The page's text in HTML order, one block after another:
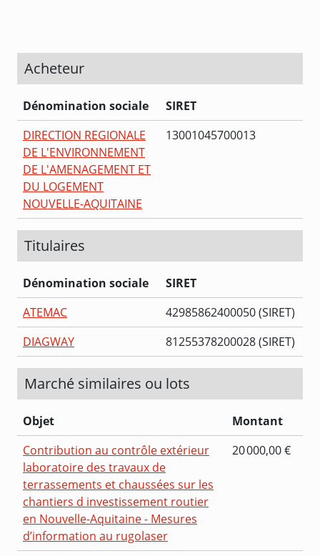
Acheteur
Dénomination sociale
SIRET
DIRECTION REGIONALE
DE L'ENVIRONNEMENT
DE L'AMENAGEMENT ET
DU LOGEMENT
NOUVELLE-AQUITAINE
13001045700013
Titulaires
Dénomination sociale
SIRET
ATEMAC
42985862400050 (SIRET)
DIAGWAY
81255378200028 (SIRET)
Marché similaires ou lots
Objet
Montant
Contribution au contrôle extérieur
laboratoire des travaux de
terrassements et chaussées sur les
chantiers d investissement routier
en Nouvelle-Aquitaine - Mesures
d’information au rugolaser
20 000,00 €